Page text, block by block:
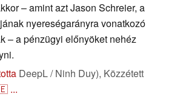
– amint azt Jason Schreier, a
nyereségarányra vonatkozó
– a pénzügyi előnyöket nehéz
DeepL / Ninh Duy), Közzétett
...